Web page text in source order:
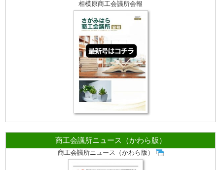
相模原商工会議所会報
商工会議所ニュース（かわら版）
商工会議所ニュース（かわら版）